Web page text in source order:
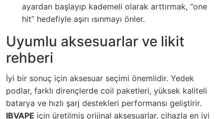
ayardan başlayıp kademeli olarak arttırmak, “one
hit” hedefiyle aşırı ısınmayı önler.
Uyumlu aksesuarlar ve likit
rehberi
İyi bir sonuç için aksesuar seçimi önemlidir. Yedek
podlar, farklı dirençlerde coil paketleri, yüksek kaliteli
batarya ve hızlı şarj destekleri performansı geliştirir.
IBVAPE için üretilmiş orijinal aksesuarlar, cihazla en iyi